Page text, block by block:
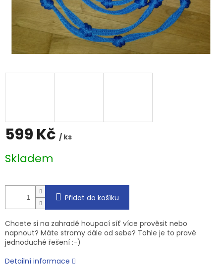
599 Kč / ks
cena:
Skladem
Přidat do košíku
Chcete si na zahradě houpací síť více prověsit nebo
napnout? Máte stromy dále od sebe? Tohle je to pravé
jednoduché řešení :-)
Detailní informace